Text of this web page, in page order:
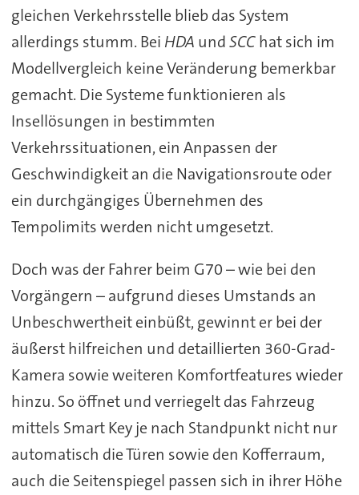
gleichen Verkehrsstelle blieb das System
allerdings stumm. Bei HDA undSCChat sich im
Modellvergleich keine Veränderung bemerkbar
gemacht. Die Systeme funktionieren als
Insellösungen in bestimmten
Verkehrssituationen, ein Anpassen der
Geschwindigkeit an die Navigationsroute oder
ein durchgängiges Übernehmen des
Tempolimits werden nicht umgesetzt.
Doch was der Fahrer beim G70 – wie bei den
Vorgängern – aufgrund dieses Umstands an
Unbeschwertheit einbüßt, gewinnt er bei der
äußerst hilfreichen und detaillierten 360-Grad-
Kamera sowie weiteren Komfortfeatures wieder
hinzu. So öffnet und verriegelt das Fahrzeug
mittels Smart Key je nach Standpunkt nicht nur
automatisch die Türen sowie den Kofferraum,
auch die Seitenspiegel passen sich in ihrer Höhe